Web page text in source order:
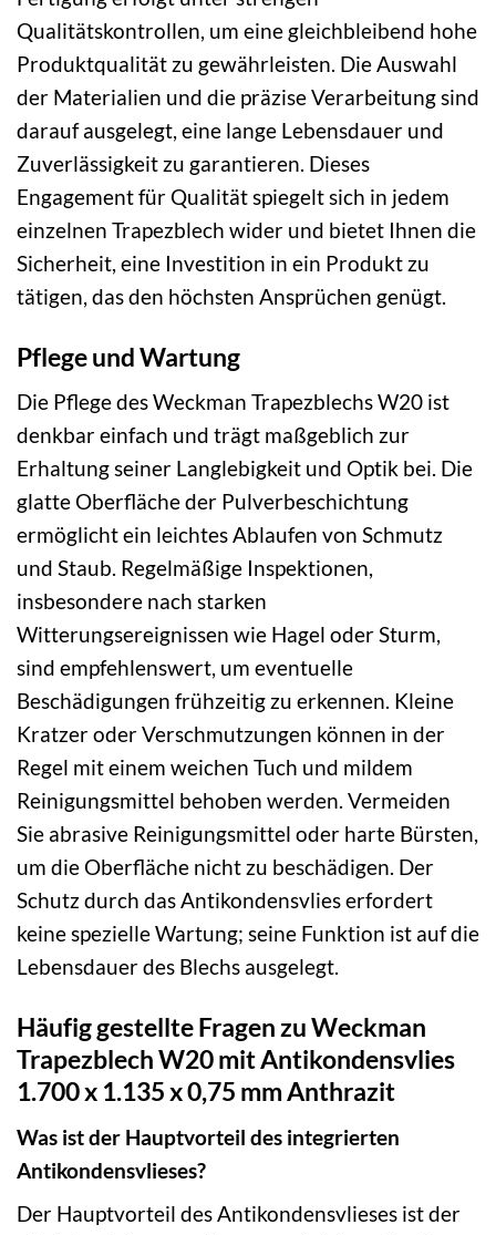
Qualitätskontrollen, um eine gleichbleibend hohe
Produktqualität zu gewährleisten. Die Auswahl
der Materialien und die präzise Verarbeitung sind
darauf ausgelegt, eine lange Lebensdauer und
Zuverlässigkeit zu garantieren. Dieses
Engagement für Qualität spiegelt sich in jedem
einzelnen Trapezblech wider und bietet Ihnen die
Sicherheit, eine Investition in ein Produkt zu
tätigen, das den höchsten Ansprüchen genügt.
Pflege und Wartung
Die Pflege des Weckman Trapezblechs W20 ist
denkbar einfach und trägt maßgeblich zur
Erhaltung seiner Langlebigkeit und Optik bei. Die
glatte Oberfläche der Pulverbeschichtung
ermöglicht ein leichtes Ablaufen von Schmutz
und Staub. Regelmäßige Inspektionen,
insbesondere nach starken
Witterungsereignissen wie Hagel oder Sturm,
sind empfehlenswert, um eventuelle
Beschädigungen frühzeitig zu erkennen. Kleine
Kratzer oder Verschmutzungen können in der
Regel mit einem weichen Tuch und mildem
Reinigungsmittel behoben werden. Vermeiden
Sie abrasive Reinigungsmittel oder harte Bürsten,
um die Oberfläche nicht zu beschädigen. Der
Schutz durch das Antikondensvlies erfordert
keine spezielle Wartung; seine Funktion ist auf die
Lebensdauer des Blechs ausgelegt.
Häufig gestellte Fragen zu Weckman
Trapezblech W20 mit Antikondensvlies
1.700 x 1.135 x 0,75 mm Anthrazit
Was ist der Hauptvorteil des integrierten
Antikondensvlieses?
Der Hauptvorteil des Antikondensvlieses ist der